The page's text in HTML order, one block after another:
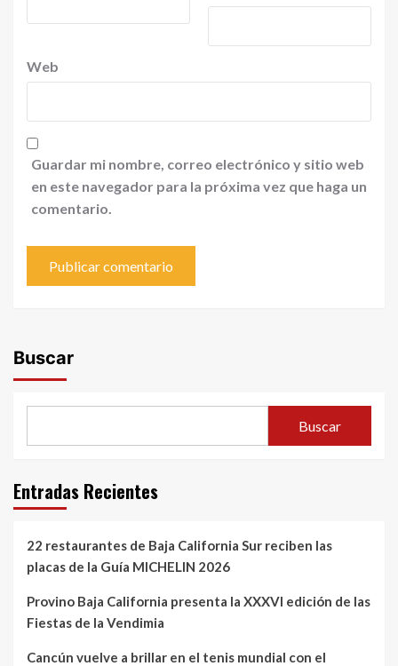
Web
Guardar mi nombre, correo electrónico y sitio web
en este navegador para la próxima vez que haga un
comentario.
Buscar
Buscar
Entradas Recientes
22 restaurantes de Baja California Sur reciben las
placas de la Guía MICHELIN 2026
Provino Baja California presenta la XXXVI edición de las
Fiestas de la Vendimia
Cancún vuelve a brillar en el tenis mundial con el